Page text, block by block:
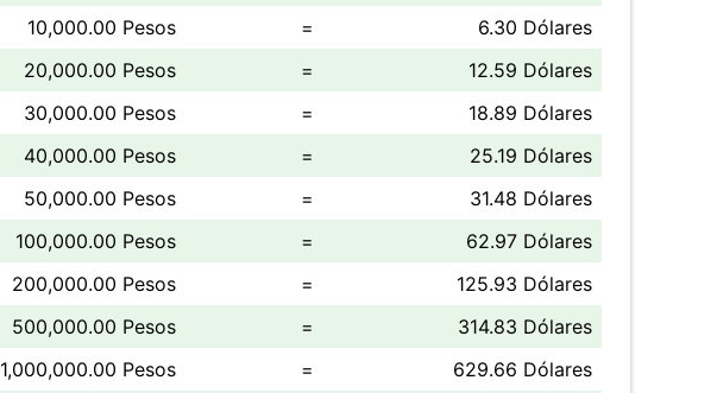
10,000.00 Pesos
=
6.30 Dólares
20,000.00 Pesos
=
12.59 Dólares
30,000.00 Pesos
=
18.89 Dólares
40,000.00 Pesos
=
25.19 Dólares
50,000.00 Pesos
=
31.48 Dólares
100,000.00 Pesos
=
62.97 Dólares
200,000.00 Pesos
=
125.93 Dólares
500,000.00 Pesos
=
314.83 Dólares
1,000,000.00 Pesos
= 629.66 Dólares